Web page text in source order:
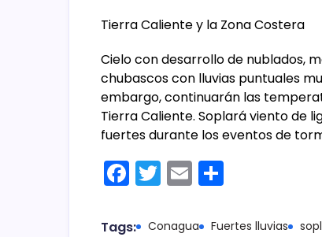
Tierra Caliente y la Zona Costera
Cielo con desarrollo de nublados,
chubascos con lluvias puntuales
embargo, continuarán las
Tierra Caliente. Soplará viento de
fuertes durante los eventos de
F
a
c
T
w
itt
E
m
ai m
Tags: Conagua Fuertes lluvias